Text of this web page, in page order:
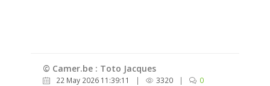
© Camer.be : Toto Jacques
22 May 2026 11:39:11 | 3320 | 0